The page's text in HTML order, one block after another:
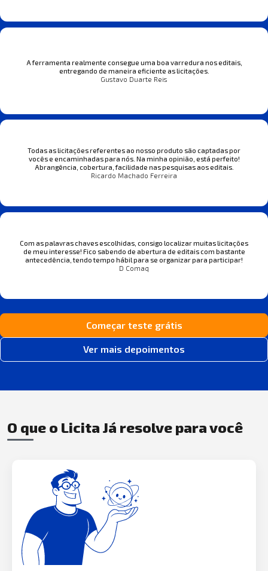
A ferramenta realmente consegue uma boa varredura nos editais,
entregando de maneira eficiente as licitações.
Gustavo Duarte Reis
Todas as licitações referentes ao nosso produto são captadas por
vocês e encaminhadas para nós. Na minha opinião, está perfeito!
Abrangência, cobertura, facilidade nas pesquisas aos editais.
Ricardo Machado Ferreira
Com as palavras chaves escolhidas, consigo localizar muitas licitações
de meu interesse! Fico sabendo de abertura de editais com bastante
antecedência, tendo tempo hábil para se organizar para participar!
D Comaq
Começar teste grátis
Ver mais depoimentos
O que o Licita Já resolve para você